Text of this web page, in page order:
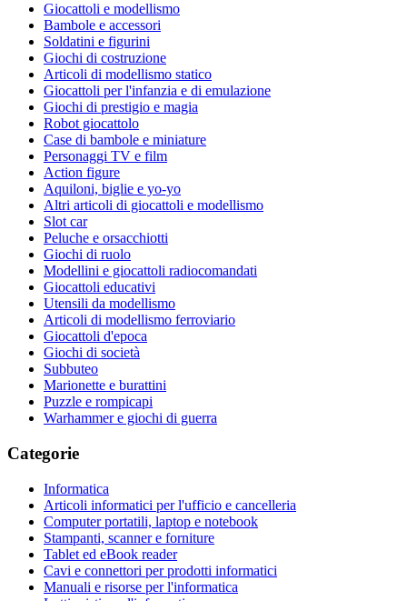
Giocattoli e modellismo
Bambole e accessori
Soldatini e figurini
Giochi di costruzione
Articoli di modellismo statico
Giocattoli per l'infanzia e di emulazione
Giochi di prestigio e magia
Robot giocattolo
Case di bambole e miniature
Personaggi TV e film
Action figure
Aquiloni, biglie e yo-yo
Altri articoli di giocattoli e modellismo
Slot car
Peluche e orsacchiotti
Giochi di ruolo
Modellini e giocattoli radiocomandati
Giocattoli educativi
Utensili da modellismo
Articoli di modellismo ferroviario
Giocattoli d'epoca
Giochi di società
Subbuteo
Marionette e burattini
Puzzle e rompicapi
Warhammer e giochi di guerra
Categorie
Informatica
Articoli informatici per l'ufficio e cancelleria
Computer portatili, laptop e notebook
Stampanti, scanner e forniture
Tablet ed eBook reader
Cavi e connettori per prodotti informatici
Manuali e risorse per l'informatica